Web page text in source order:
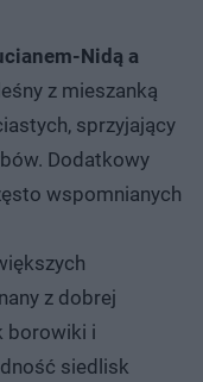
Nidą a
z mieszanką
sprzyjający
Dodatkowy
wspomnianych
z dobrej
borowiki i
siedlisk